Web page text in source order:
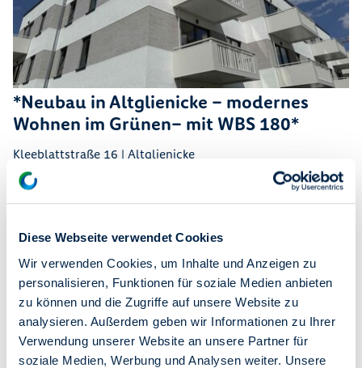
Diese Webseite verwendet Cookies
Wir verwenden Cookies, um Inhalte und Anzeigen zu
personalisieren, Funktionen für soziale Medien anbieten
zu können und die Zugriffe auf unsere Website zu
analysieren. Außerdem geben wir Informationen zu Ihrer
Verwendung unserer Website an unsere Partner für
soziale Medien, Werbung und Analysen weiter. Unsere
*Neubau in Altglienicke – modernes
Wohnen im Grünen– mit WBS 180*
Kleeblattstraße 16 | Altglienicke
Mit WBS
582,80 €
1
43,59
sofort